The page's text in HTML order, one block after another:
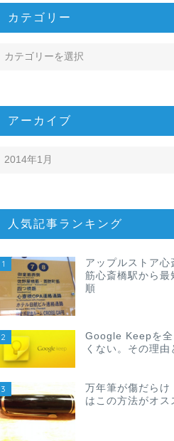
カテゴリー
アーカイブ
人気記事ランキング
1
アップルストア
筋心斎橋駅から最
順
2
Google Keepを全
くない。その理由
3
万年筆が傷だらけ
はこの方法がオス